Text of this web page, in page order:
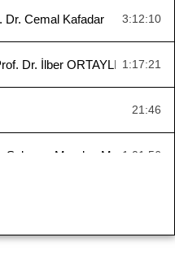
Dr. Cemal Kafadar 3:12:10
Dr. İlber ORTAYLI, 1:17:21
21:46
Sakarya Meydan Muharebesi
1:01:56